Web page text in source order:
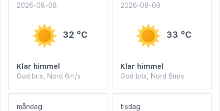
2026-08-08
32 °C
Klar himmel
God bris, Nord 6m/s
2026-08-09
33 °C
Klar himmel
God bris, Nord 6m/s
måndag
tisdag